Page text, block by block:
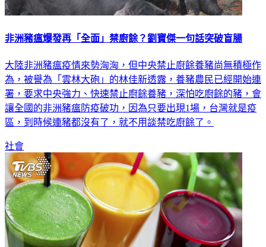
非洲豬瘟爆發再「全面」禁廚餘？劉寶傑一句話突破盲腸
大陸非洲豬瘟疫情來勢洶洶，但中央禁止廚餘養豬尚無積極作
為，被譽為「雲林大砲」的林佳新透露，養豬農民已經開始連
署，要求中央強力、快速禁止廚餘養豬，深怕吃廚餘的豬，會
讓全國的非洲豬瘟防疫破功，因為只要出現1場，台灣就是疫
區，到時候連豬都沒有了，就不用談禁吃廚餘了。
社會